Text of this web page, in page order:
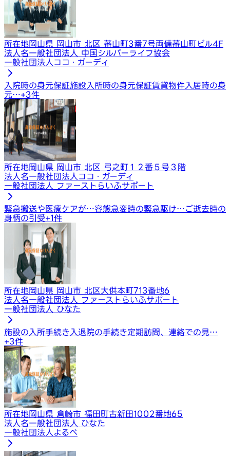
所在地岡山県 岡山市 北区 蕃山町3番7号両備蕃山町ビル4F
法人名一般社団法人 中国シルバーライフ協会
一般社団法人ココ・ガーディ
入院時の身元保証施設入所時の身元保証賃貸物件入居時の身
元…+3件
所在地岡山県 岡山市 北区 弓之町１２番５号３階
法人名一般社団法人ココ・ガーディ
一般社団法人 ファーストらいふサポート
緊急搬送や医療ケアが…容態急変時の緊急駆け…ご逝去時の
身柄の引受+1件
所在地岡山県 岡山市 北区大供本町713番地6
法人名一般社団法人 ファーストらいふサポート
一般社団法人 ひなた
施設の入所手続き 入退院の手続き定期訪問、連絡での見…
+3件
所在地岡山県 倉崎市 福田町古新田1002番地65
法人名一般社団法人 ひなた
一般社団法人よるべ